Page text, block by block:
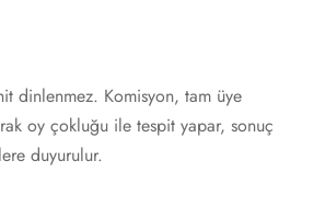
dinlenmez. Komisyon, tam üye
oy çokluğu ile tespit yapar, sonuç
duyurulur.